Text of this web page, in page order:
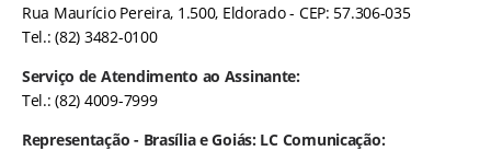
Rua Maurício Pereira, 1.500, Eldorado - CEP: 57.306-035
Tel.: (82) 3482-0100
Serviço de Atendimento ao Assinante:
Tel.: (82) 4009-7999
Representação - Brasília e Goiás: LC Comunicação: